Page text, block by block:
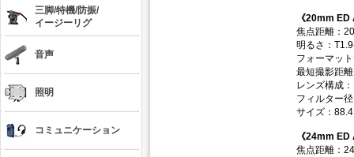
三脚/特機/防振/
イージーリグ
音声
照明
コミュニケーション
《20mm
焦点距離：
明るさ：
フォーマッ
最短撮影距
レンズ構成
フィルター
サイズ：
《24mm
焦点距離：